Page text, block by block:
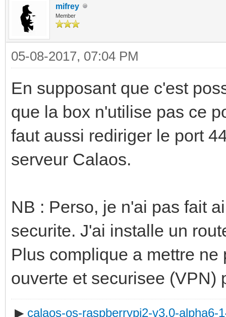
mifrey
Member
05-08-2017, 07:04 PM
En supposant que c'est
que la box n'utilise pas ce
faut aussi rediriger le port
serveur Calaos.
NB : Perso, je n'ai pas fait
securite. J'ai installe un
Plus complique a mettre
ouverte et securisee (VPN)
▶ calaos-os-raspberrypi2-v3.0-alpha6-